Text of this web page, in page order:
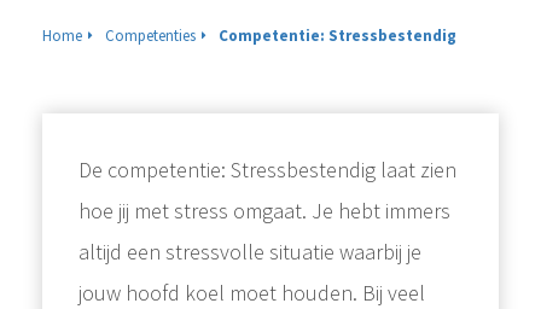
Home Competenties Competentie: Stressbestendig
De competentie: Stressbestendig laat zien
hoe jij met stress omgaat. Je hebt immers
altijd een stressvolle situatie waarbij je
jouw hoofd koel moet houden. Bij veel